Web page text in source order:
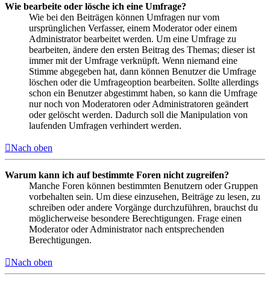
Wie bearbeite oder lösche ich eine Umfrage?
Wie bei den Beiträgen können Umfragen nur vom
ursprünglichen Verfasser, einem Moderator oder einem
Administrator bearbeitet werden. Um eine Umfrage zu
bearbeiten, ändere den ersten Beitrag des Themas; dieser ist
immer mit der Umfrage verknüpft. Wenn niemand eine
Stimme abgegeben hat, dann können Benutzer die Umfrage
löschen oder die Umfrageoption bearbeiten. Sollte allerdings
schon ein Benutzer abgestimmt haben, so kann die Umfrage
nur noch von Moderatoren oder Administratoren geändert
oder gelöscht werden. Dadurch soll die Manipulation von
laufenden Umfragen verhindert werden.
Nach oben
Warum kann ich auf bestimmte Foren nicht zugreifen?
Manche Foren können bestimmten Benutzern oder Gruppen
vorbehalten sein. Um diese einzusehen, Beiträge zu lesen, zu
schreiben oder andere Vorgänge durchzuführen, brauchst du
möglicherweise besondere Berechtigungen. Frage einen
Moderator oder Administrator nach entsprechenden
Berechtigungen.
Nach oben